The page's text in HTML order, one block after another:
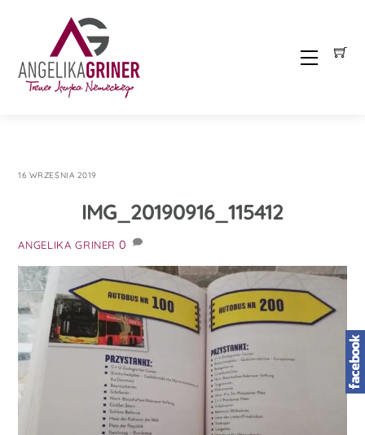
Menu
16 WRZEŚNIA 2019
IMG_20190916_115412
ANGELIKA GRINER 0